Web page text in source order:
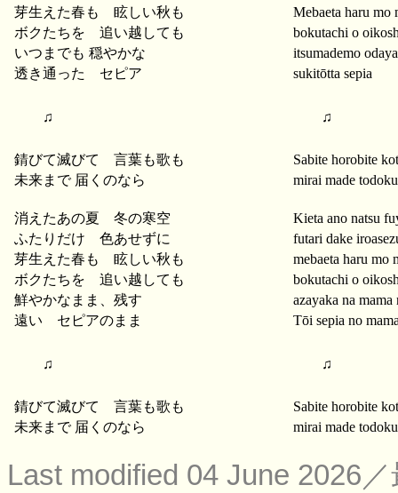
芽生えた春も 眩しい秋も
Mebaeta haru mo
ボクたちを 追い越しても
bokutachi o
いつまでも 穏やかな
itsumademo
透き通った セピア
sukitōtta sepia
♫ ♫
錆びて滅びて 言葉も歌も
Sabite horobite
未来まで 届くのなら
mirai made
消えたあの夏 冬の寒空
Kieta ano natsu
ふたりだけ 色あせずに
futari dake
芽生えた春も 眩しい秋も
mebaeta haru mo
ボクたちを 追い越しても
bokutachi o
鮮やかなまま、残す
azayaka na mama
遠い セピアのまま
Tōi sepia no
♫ ♫
錆びて滅びて 言葉も歌も
Sabite horobite
未来まで 届くのなら
mirai made
Last modified 04 June 2026